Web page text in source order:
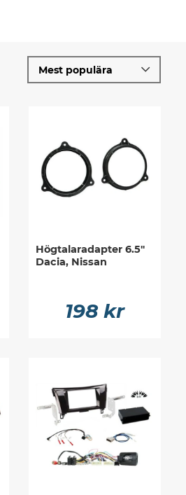
Högtalaradapter 6.5"
Dacia, Nissan
198 kr